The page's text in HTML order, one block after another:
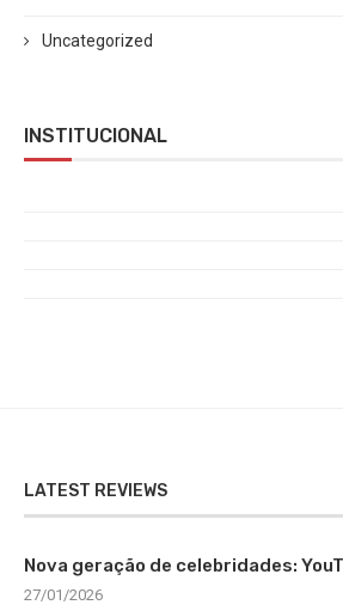
Uncategorized
INSTITUCIONAL
LATEST REVIEWS
Nova geração de celebridades:
27/01/2026